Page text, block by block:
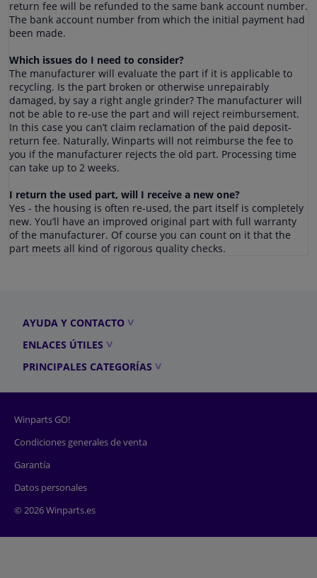
return fee will be refunded to the same bank account number.
The bank account number from which the initial payment had
been made.
Which issues do I need to consider?
The manufacturer will evaluate the part if it is applicable to
recycling. Is the part broken or otherwise unrepairably
damaged, by say a right angle grinder? The manufacturer will
not be able to re-use the part and will reject reimbursement.
In this case you can’t claim reclamation of the paid deposit-
return fee. Naturally, Winparts will not reimburse the fee to
you if the manufacturer rejects the old part. Processing time
can take up to 2 weeks.
I return the used part, will I receive a new one?
Yes - the housing is often re-used, the part itself is completely
new. You’ll have an improved original part with full warranty
of the manufacturer. Of course you can count on it that the
part meets all kind of rigorous quality checks.
AYUDA Y CONTACTO
ENLACES ÚTILES
PRINCIPALES CATEGORÍAS
Winparts GO!
Condiciones generales de venta
Garantía
Datos personales
© 2026 Winparts.es